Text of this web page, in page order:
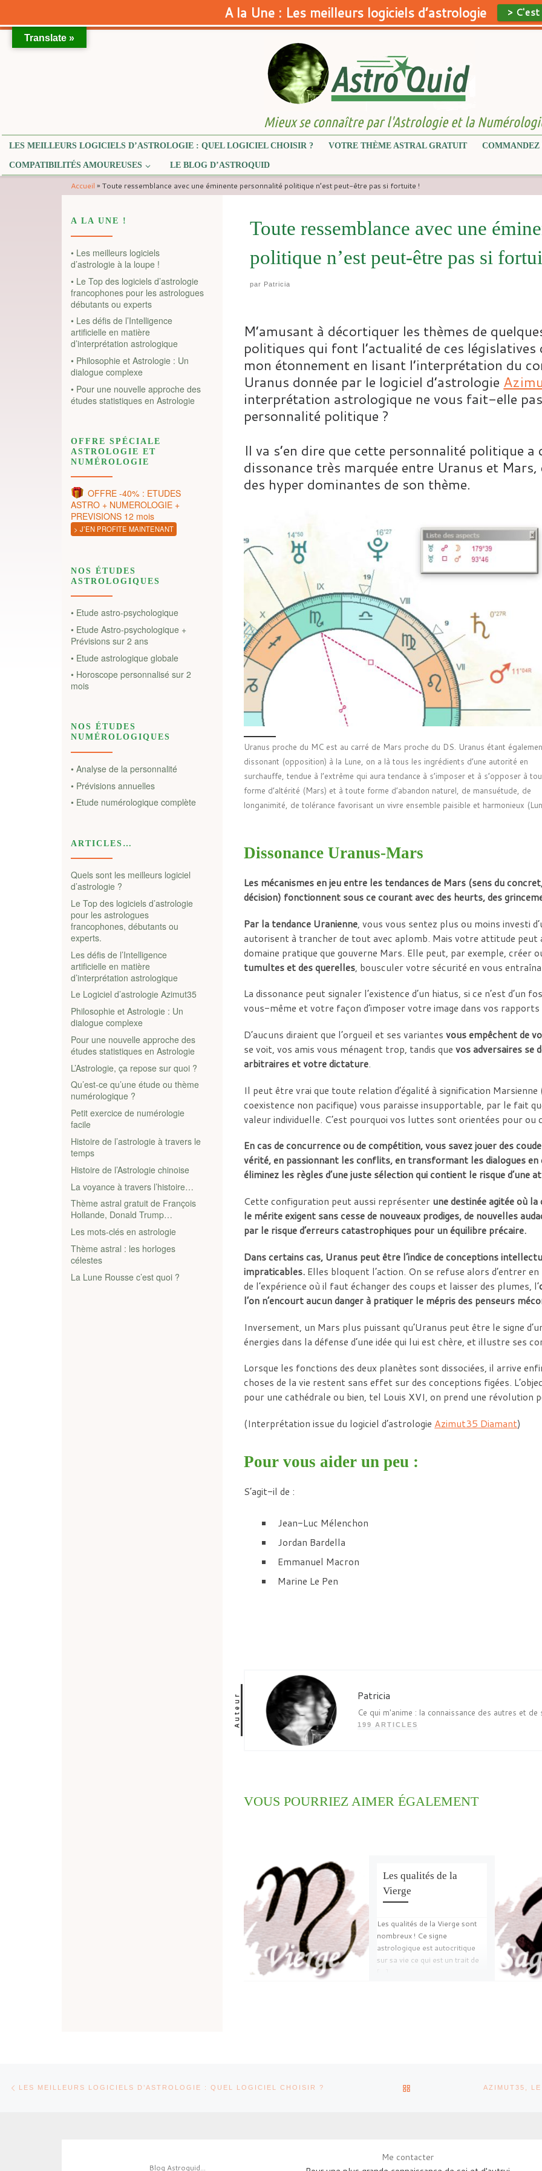
Skip to content
Mieux se connaître par l'Astrologie et la
LES MEILLEURS LOGICIELS D’ASTROLOGIE : QUEL LOGICIEL CHOISIR ? VOTRE THÈME ASTRAL GRATUIT COMMANDEZ
COMPATIBILITÉS AMOUREUSES
LE BLOG D’ASTROQUID
Accueil » Toute ressemblance avec une éminente personnalité politique n’est peut-être pas si fortuite !
Toute ressemblance avec une
politique n’est peut-être pas si
par Patricia
M’amusant à décortiquer les thèmes de
politiques qui font l’actualité de ces
mon étonnement en lisant l’interprétation du
Uranus donnée par le logiciel d’astrologie
interprétation astrologique ne vous fait-elle
personnalité politique ?
Il va s’en dire que cette personnalité politique
dissonance très marquée entre Uranus et
des hyper dominantes de son thème.
Uranus proche du MC est au carré de Mars proche du DS. Uranus étant
dissonant (opposition) à la Lune, on a là tous les ingrédients d’une autorité en
surchauffe, tendue à l’extrême qui aura tendance à s’imposer et à s’opposer à
forme d’altérité (Mars) et à toute forme d’abandon naturel, de mansuétude, de
longanimité, de tolérance favorisant un vivre ensemble paisible et harmonieux
Dissonance Uranus-Mars
Les mécanismes en jeu entre les tendances de Mars (sens du
décision) fonctionnent sous ce courant avec des heurts, des
Par la tendance Uranienne, vous vous sentez plus ou moins investi
autorisent à trancher de tout avec aplomb. Mais votre attitude peut
domaine pratique que gouverne Mars. Elle peut, par exemple, créer
tumultes et des querelles, bousculer votre sécurité en vous
La dissonance peut signaler l’existence d’un hiatus, si ce n’est d’un
vous-même et votre façon d’imposer votre image dans vos
D’aucuns diraient que l’orgueil et ses variantesvous empêchent de
se voit, vos amis vous ménagent trop, tandis quevos adversaires se
arbitraires et votre dictature.
Il peut être vrai que toute relation d’égalité à signification
coexistence non pacifique) vous paraisse insupportable, par le fait
valeur individuelle. C’est pourquoi vos luttes sont orientées pour ou
En cas de concurrence ou de compétition, vous savez jouer des
vérité, en passionnant les conflits, en transformant les dialogues
éliminez les règles d’une juste sélection qui contient le risque d’une
Cette configuration peut aussi représenter une destinée agitée où
le mérite exigent sans cesse de nouveaux prodiges,de nouvelles
par le risque d’erreurs catastrophiques pour un équilibre précaire.
Dans certains cas, Uranus peut être l’indice de conceptions
impraticables. Elles bloquent l’action. On se refuse alors d’entrer
de l’expérience où il faut échanger des coups et laisser des plumes, l’
l’on n’encourt aucun danger à pratiquer le mépris des penseurs
Inversement, un Mars plus puissant qu’Uranus peut être le signe
énergies dans la défense d’une idée qui lui est chère, et illustre ses
Lorsque les fonctions des deux planètes sont dissociées, il arrive
choses de la vie restent sans effet sur des conceptions figées.
pour une cathédrale ou bien, tel Louis XVI, on prend une révolution
(Interprétation issue du logiciel d’astrologie Azimut35 Diamant)
Pour vous aider un peu :
S’agit-il de :
Jean-Luc Mélenchon
Jordan Bardella
Emmanuel Macron
Marine Le Pen
Auteur Patricia
Ce qui m'anime : la connaissance des autres et
199 ARTICLES
VOUS POURRIEZ AIMER ÉGALEMENT
Les qualités de la
Vierge
Les qualités de la Vierge sont
nombreux ! Ce signe
astrologique est autocritique
sur sa vie ce qui est un trait de
A LA UNE !
• Les meilleurs logiciels
d’astrologie à la loupe !
• Le Top des logiciels d’astrologie
francophones pour les astrologues
débutants ou experts
• Les défis de l’Intelligence
artificielle en matière
d’interprétation astrologique
• Philosophie et Astrologie : Un
dialogue complexe
• Pour une nouvelle approche des
études statistiques en Astrologie
OFFRE SPÉCIALE
ASTROLOGIE ET
NUMÉROLOGIE
OFFRE -40% : ETUDES
ASTRO + NUMEROLOGIE +
PREVISIONS 12 mois
> J’EN PROFITE MAINTENANT
NOS ÉTUDES
ASTROLOGIQUES
• Etude astro-psychologique
• Etude Astro-psychologique +
Prévisions sur 2 ans
• Etude astrologique globale
• Horoscope personnalisé sur 2
mois
NOS ÉTUDES
NUMÉROLOGIQUES
• Analyse de la personnalité
• Prévisions annuelles
• Etude numérologique complète
ARTICLES…
Quels sont les meilleurs logiciel
d’astrologie ?
Le Top des logiciels d’astrologie
pour les astrologues
francophones, débutants ou
experts.
Les défis de l’Intelligence
artificielle en matière
d’interprétation astrologique
Le Logiciel d’astrologie Azimut35
Philosophie et Astrologie : Un
dialogue complexe
Pour une nouvelle approche des
études statistiques en Astrologie
L’Astrologie, ça repose sur quoi ?
Qu’est-ce qu’une étude ou thème
numérologique ?
Petit exercice de numérologie
facile
Histoire de l’astrologie à travers le
temps
Histoire de l’Astrologie chinoise
La voyance à travers l’histoire…
Thème astral gratuit de François
Hollande, Donald Trump…
Les mots-clés en astrologie
Thème astral : les horloges
célestes
La Lune Rousse c’est quoi ?
Parcourir les articles
LES MEILLEURS LOGICIELS D’ASTROLOGIE : QUEL LOGICIEL CHOISIR ? RETOUR À LA LISTE DES
Blog Astroquid...
Me contacter
Translate »
A la Une : Les meilleurs logiciels d’astrologie >